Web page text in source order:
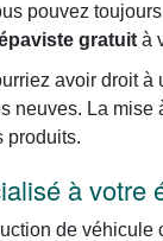
pouvez
gratuit à
avoir droit à
neuves. La
produits.
à votre
de véhicule